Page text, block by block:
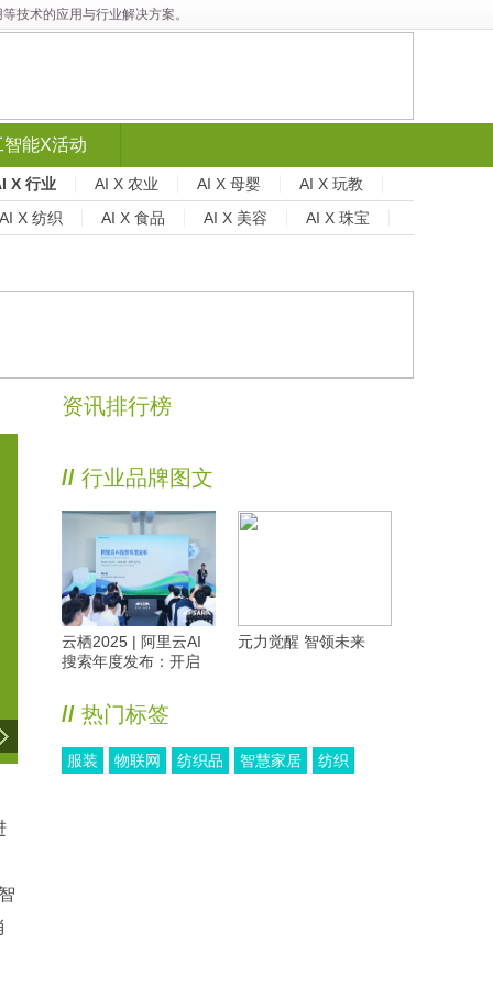
技术的应用与行业解决方案。
智能X活动
X 行业 AI X 农业 AI X 母婴
AI X 玩教
AI X 纺织 AI X 食品 AI X 美容 AI X 珠宝
资讯排行榜
// 行业品牌图文
云栖2025 | 阿里云AI
搜索年度发布：开启
新范式
元力觉醒 智领未来
// 热门标签
服装 物联网 纺织品 智慧家居 纺织